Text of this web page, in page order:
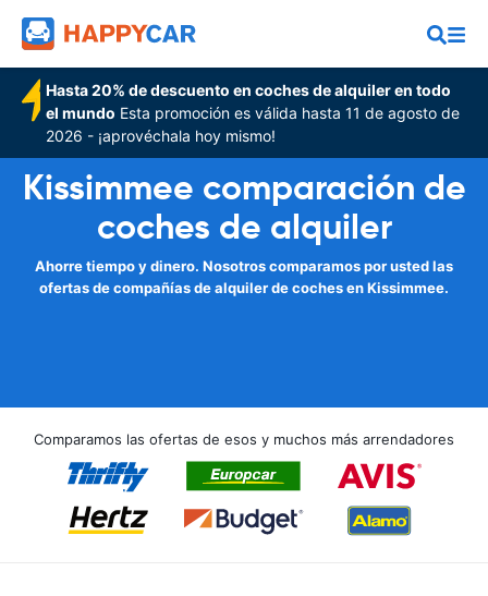
Hasta 20% de descuento en coches de alquiler en todo
el mundo Esta promoción es válida hasta 11 de agosto de
2026 - ¡aprovéchala hoy mismo!
Kissimmee comparación de
coches de alquiler
Ahorre tiempo y dinero. Nosotros comparamos por usted las
ofertas de compañías de alquiler de coches en Kissimmee.
Comparamos las ofertas de esos y muchos más arrendadores